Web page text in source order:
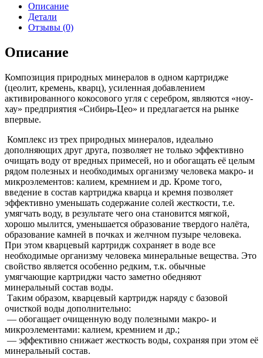
Описание
Детали
Отзывы (0)
Описание
Композиция природных минералов в одном картридже
(цеолит, кремень, кварц), усиленная добавлением
активированного кокосового угля с серебром, являются «ноу-
хау» предприятия «Сибирь-Цео» и предлагается на рынке
впервые.
Комплекс из трех природных минералов, идеально
дополняющих друг друга, позволяет не только эффективно
очищать воду от вредных примесей, но и обогащать её целым
рядом полезных и необходимых организму человека макро- и
микроэлементов: калием, кремнием и др. Кроме того,
введение в состав картриджа кварца и кремня позволяет
эффективно уменьшать содержание солей жесткости, т.е.
умягчать воду, в результате чего она становится мягкой,
хорошо мылится, уменьшается образование твердого налёта,
образование камней в почках и желчном пузыре человека.
При этом кварцевый картридж сохраняет в воде все
необходимые организму человека минеральные вещества. Это
свойство является особенно редким, т.к. обычные
умягчающие картриджи часто заметно обедняют
минеральный состав воды.
Таким образом, кварцевый картридж наряду с базовой
очисткой воды дополнительно:
— обогащает очищенную воду полезными макро- и
микроэлементами: калием, кремнием и др.;
— эффективно снижает жесткость воды, сохраняя при этом её
минеральный состав.